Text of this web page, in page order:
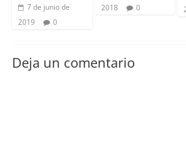
7 de junio de
2019
0
2018
0
Deja un comentario